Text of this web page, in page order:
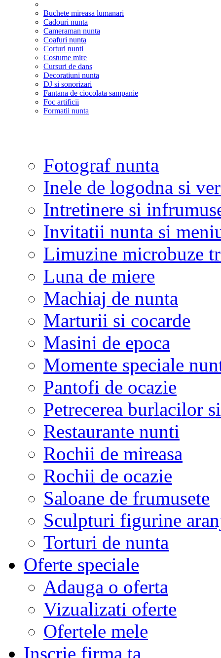
Buchete mireasa lumanari
Cadouri nunta
Cameraman nunta
Coafuri nunta
Corturi nunti
Costume mire
Cursuri de dans
Decoratiuni nunta
DJ si sonorizari
Fantana de ciocolata sampanie
Foc artificii
Formatii nunta
Fotograf nunta
Inele de logodna si
Intretinere si
Invitatii nunta si
Limuzine microbuze
Luna de miere
Machiaj de nunta
Marturii si cocarde
Masini de epoca
Momente speciale
Pantofi de ocazie
Petrecerea burlacilor
Restaurante nunti
Rochii de mireasa
Rochii de ocazie
Saloane de frumusete
Sculpturi figurine
Torturi de nunta
Oferte speciale
Adauga o oferta
Vizualizati oferte
Ofertele mele
Inscrie firma ta